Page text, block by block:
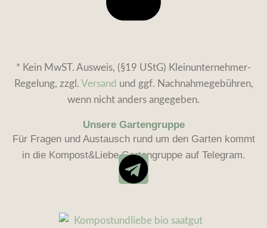
* Kein MwST. Ausweis, (§19 UStG) Kleinunternehmer-
Regelung, zzgl. Versand und ggf. Nachnahmegebühren,
wenn nicht anders angegeben.
Unsere Gartengruppe
Für Fragen und Austausch rund um den Garten kommt
in die Kompost&Liebe Gartengruppe auf Telegram.